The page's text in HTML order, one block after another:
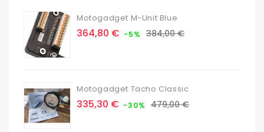
Motogadget M-Unit Blue
Prix
364,80 € -5% Prix
384,00 €
Motogadget Tacho Classic
Prix
335,30 € -30% Prix
479,00 €